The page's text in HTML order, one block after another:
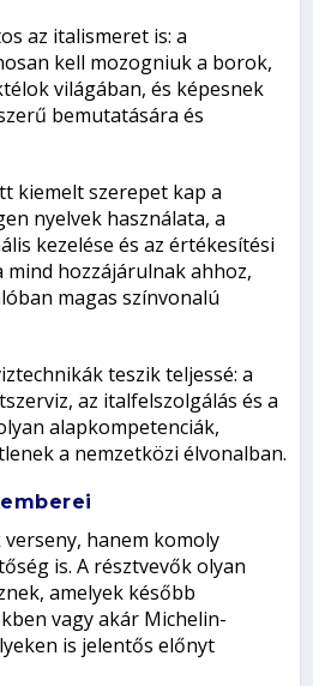
az italismeret is: a
kell mozogniuk a borok,
világában, és képesnek
bemutatására és
kiemelt szerepet kap a
nyelvek használata, a
kezelése és az értékesítési
mind hozzájárulnak ahhoz,
magas színvonalú
teszik teljessé: a
az italfelszolgálás és a
alapkompetenciák,
a nemzetközi élvonalban.
hanem komoly
is. A résztvevők olyan
amelyek később
vagy akár Michelin-
is jelentős előnyt